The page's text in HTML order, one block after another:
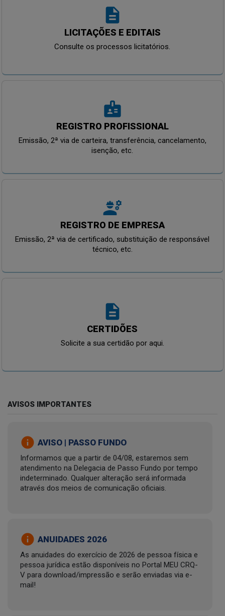
description
LICITAÇÕES E EDITAIS
Consulte os processos licitatórios.
badge
REGISTRO PROFISSIONAL
Emissão, 2ª via de carteira, transferência, cancelamento,
isenção, etc.
engineering
REGISTRO DE EMPRESA
Emissão, 2ª via de certificado, substituição de responsável
técnico, etc.
description
CERTIDÕES
Solicite a sua certidão por aqui.
AVISOS IMPORTANTES
info AVISO | PASSO FUNDO
Informamos que a partir de 04/08, estaremos sem
atendimento na Delegacia de Passo Fundo por tempo
indeterminado. Qualquer alteração será informada
através dos meios de comunicação oficiais.
info ANUIDADES 2026
As anuidades do exercício de 2026 de pessoa física e
pessoa jurídica estão disponíveis no Portal MEU CRQ-
V para download/impressão e serão enviadas via e-
mail!